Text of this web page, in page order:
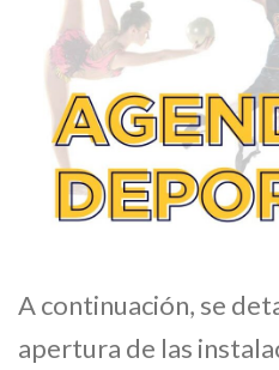
A continuación, se
apertura de las